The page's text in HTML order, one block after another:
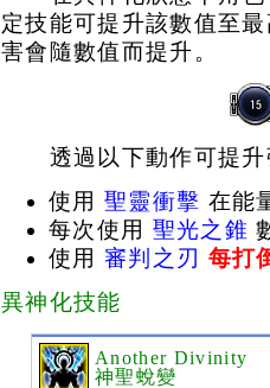
定技能可提升該數值至
害會隨數值而提升。
透過以下動作可提升
使用 聖靈衝擊 在能
每次使用 聖光之錐
使用 審判之刃 每打
異神化技能
Another Divinity
神聖蛻變